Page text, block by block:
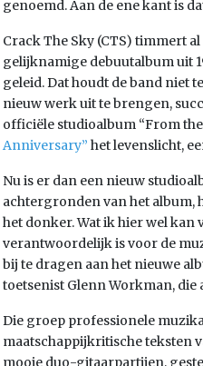
genoemd. Aan de ene kant is
Crack The Sky (CTS) timmert
gelijknamige debuutalbum uit
geleid. Dat houdt de band niet
nieuw werk uit te brengen,
officiële studioalbum “From
Anniversary” het levenslicht,
Nu is er dan een nieuw
achtergronden van het album,
het donker. Wat ik hier wel kan
verantwoordelijk is voor de
bij te dragen aan het nieuwe
toetsenist Glenn Workman, die
Die groep professionele
maatschappijkritische teksten
mooie duo-gitaarpartijen,